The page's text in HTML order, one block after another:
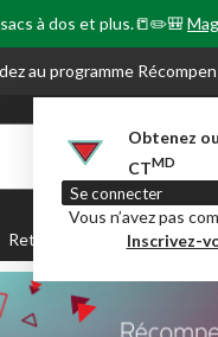
à dos et plus.📒✏️🎒
au programme
Obtenez
CTMD
Se connecter
Vous n’avez pas
Inscrivez-
Retour en Classe